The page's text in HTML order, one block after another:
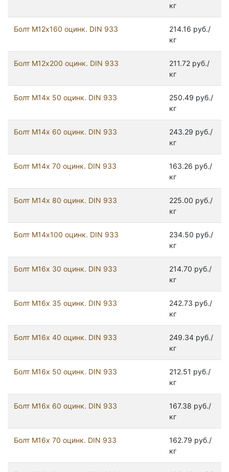
кг
Болт М12х160 оцинк. DIN 933
214.16 руб./
кг
Болт М12х200 оцинк. DIN 933
211.72 руб./
кг
Болт М14х 50 оцинк. DIN 933
250.49 руб./
кг
Болт М14х 60 оцинк. DIN 933
243.29 руб./
кг
Болт М14х 70 оцинк. DIN 933
163.26 руб./
кг
Болт М14х 80 оцинк. DIN 933
225.00 руб./
кг
Болт М14х100 оцинк. DIN 933
234.50 руб./
кг
Болт М16х 30 оцинк. DIN 933
214.70 руб./
кг
Болт М16х 35 оцинк. DIN 933
242.73 руб./
кг
Болт М16х 40 оцинк. DIN 933
249.34 руб./
кг
Болт М16х 50 оцинк. DIN 933
212.51 руб./
кг
Болт М16х 60 оцинк. DIN 933
167.38 руб./
кг
Болт М16х 70 оцинк. DIN 933
162.79 руб./
кг